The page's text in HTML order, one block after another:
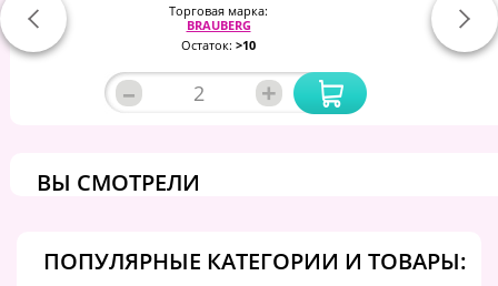
Торговая марка:
BRAUBERG
Остаток: >10
– +
ВЫ СМОТРЕЛИ
ПОПУЛЯРНЫЕ КАТЕГОРИИ И ТОВАРЫ: